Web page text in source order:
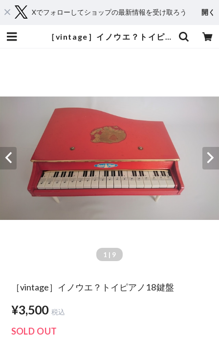
Xでフォローしてショップの最新情報を受け取ろう 開く
［vintage］イノウエ？トイピアノ18鍵盤 | おもちゃ楽器.com
1 | 9
［vintage］イノウエ？トイピアノ18鍵盤
¥3,500 税込
SOLD OUT